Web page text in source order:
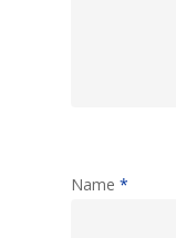
Name *